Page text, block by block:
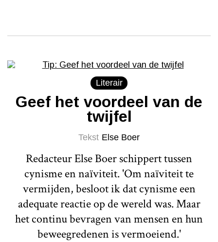
Literair
Geef het voordeel van de
twijfel
Tekst Else Boer
Redacteur Else Boer schippert tussen
cynisme en naïviteit. 'Om naïviteit te
vermijden, besloot ik dat cynisme een
adequate reactie op de wereld was. Maar
het continu bevragen van mensen en hun
beweegredenen is vermoeiend.'